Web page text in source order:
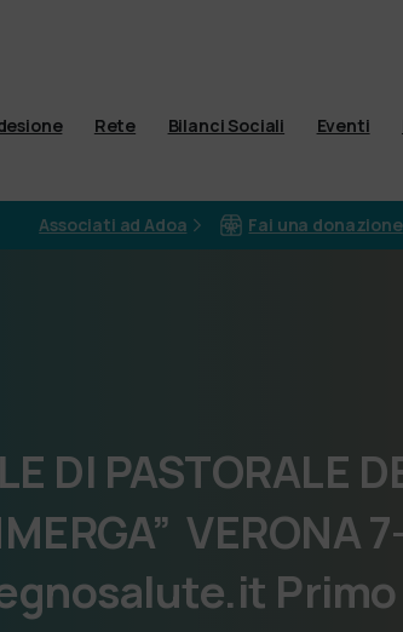
Rete Bilanci Sociali Eventi
Associati ad Adoa Fai una donazione
DI PASTORALE
VERONA
Primo